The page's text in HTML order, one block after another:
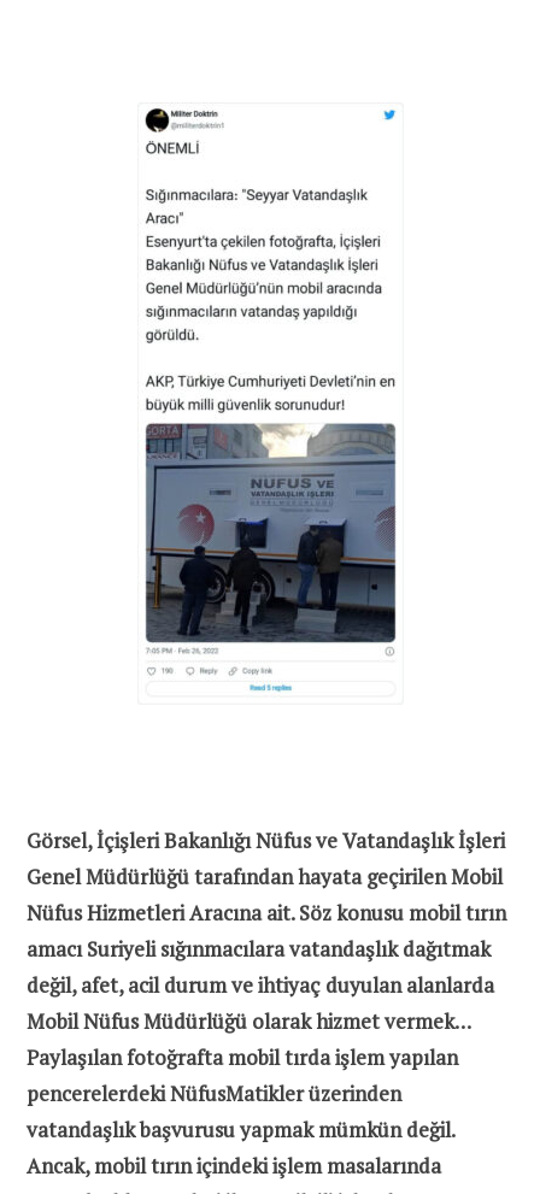
Görsel, İçişleri Bakanlığı Nüfus ve Vatandaşlık İşleri
Genel Müdürlüğü tarafından hayata geçirilen Mobil
Nüfus Hizmetleri Aracına ait. Söz konusu mobil tırın
amacı Suriyeli sığınmacılara vatandaşlık dağıtmak
değil, afet, acil durum ve ihtiyaç duyulan alanlarda
Mobil Nüfus Müdürlüğü olarak hizmet vermek…
Paylaşılan fotoğrafta mobil tırda işlem yapılan
pencerelerdeki NüfusMatikler üzerinden
vatandaşlık başvurusu yapmak mümkün değil.
Ancak, mobil tırın içindeki işlem masalarında